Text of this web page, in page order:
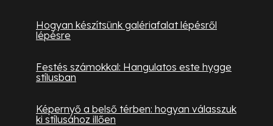
Hogyan készítsünk galériafalat lépésről
lépésre
Festés számokkal: Hangulatos este hygge
stílusban
Képernyő a belső térben: hogyan válasszuk
ki stílusához illően